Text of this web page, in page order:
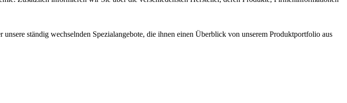
ständig wechselnden Spezialangebote, die ihnen einen Überblick von unserem Produktportfolio aus